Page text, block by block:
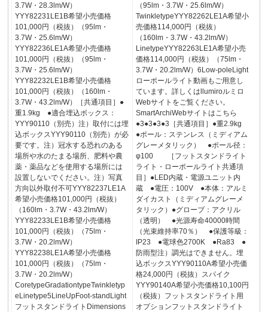
3.7W・28.3lm/W）
YYY82231LE1B希望小売価格
101,000円（税抜）（95lm・
3.7W・25.6lm/W）
YYY82236LE1A希望小売価格
101,000円（税抜）（95lm・
3.7W・25.6lm/W）
YYY82232LE1B希望小売価格
101,000円（税抜）（160lm・
3.7W・43.2lm/W）［共通項目］●
重1.9kg ●適合埋込ボックス：
YYY90110（別売）注）取付には埋
込ボックスYYY90110（別売）が必
要です。注）冠水する恐れのある
場所や水のたまる場所、肥料や農
薬・薬品などを使用する場所には
設置しないでください。注）写真
方向以外取付不可YYY82237LE1A
希望小売価格101,000円（税抜）
（160lm・3.7W・43.2lm/W）
YYY82233LE1B希望小売価格
101,000円（税抜）（75lm・
3.7W・20.2lm/W）
YYY82238LE1A希望小売価格
101,000円（税抜）（75lm・
3.7W・20.2lm/W）
CoretypeGradationtypeTwinkletyp
eLinetype5LineUpFoot-standLight
フットスタンドライトDimensions
（95lm・3.7W・25.6lm/W）
TwinkletypeYYY82262LE1A希望小
売価格114,000円（税抜）
（160lm・3.7W・43.2lm/W）
LinetypeYYY82263LE1A希望小売
価格114,000円（税抜）（75lm・
3.7W・20.2lm/W）6Low-poleLight
ローポールライト動画もご用意し
ています。詳しくはllumiroルミロ
Webサイトをご覧ください。
SmartArchiWebサイトはこちら
●3●3●3●3［共通項目］●重2.9kg
●ポール：ステンレス（ミディアム
グレーメタリック） ●ポール径：
φ100 ［フットスタンドライト
ライト・ローポールライト共通項
目］●LED内蔵・電源ユニット内
蔵 ●電圧：100V ●本体：アルミ
ダイカスト（ミディアムグレーメ
タリック）●グローブ：アクリル
（透明） ●光源寿命40000時間
（光束維持率70％） ●保護等級：
IP23 ●電球色2700K ●Ra83 ●
防雨型注）調光はできません。埋
込ボックスYYY90110A希望小売価
格24,000円（税抜）スパイク
YYY90140A希望小売価格10,100円
（税抜）フットスタンドライト用
オプションフットスタンドライト